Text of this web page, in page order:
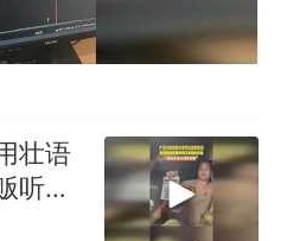
壮语
听懂
家乡